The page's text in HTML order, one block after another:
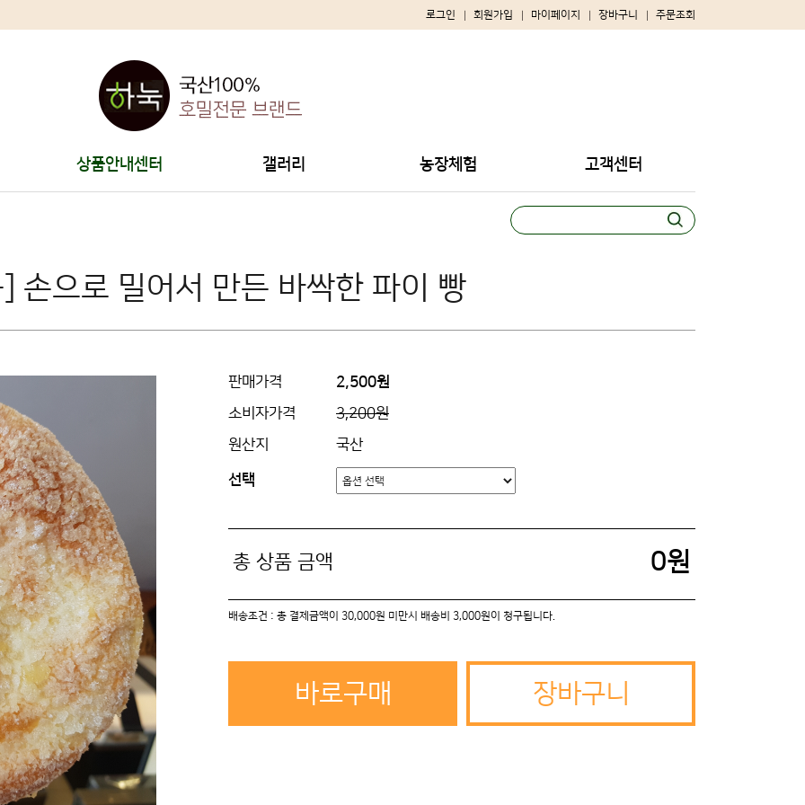
로그인 회원가입 마이페이지 장바구니 주문조회
상품안내센터 갤러리 농장체험 고객센터
손으로 밀어서 만든 바싹한 파이 빵
판매가격
2,500원
소비자가격
3,200원
원산지
국산
선택
총 상품 금액 0원
배송조건 : 총 결제금액이 30,000원 미만시 배송비 3,000원이 청구됩니다.
바로구매 장바구니